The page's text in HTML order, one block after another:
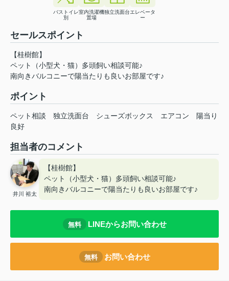
バストイレ
別
室内洗濯機
置場
独立洗面台エレベータ
ー
セールスポイント
【桂樹館】
ペット（小型犬・猫）多頭飼い相談可能♪
南向きバルコニーで陽当たりも良いお部屋です♪
ポイント
ペット相談 独立洗面台 シューズボックス エアコン
陽当り
良好
担当者のコメント
井川 裕太
【桂樹館】
ペット（小型犬・猫）多頭飼い相談可能♪
南向きバルコニーで陽当たりも良いお部屋です♪
無料 LINEからお問い合わせ
無料 お問い合わせ